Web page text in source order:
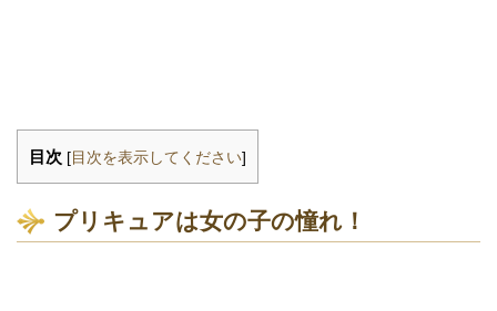
目次 [ 目次を表示してください]
プリキュアは女の子の憧れ！